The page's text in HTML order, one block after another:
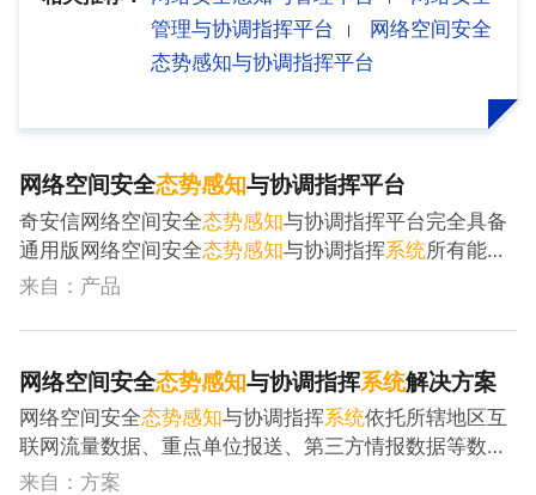
安全情况并快速进行决策提供
帮助和支撑。在重大活动保障
能力。
管理与协调指挥平台
网络空间安全
态势感知与协调指挥平台
网络空间安全态势感知与协调指挥平台
奇安信网络空间安全态势感知与协调指挥平台完全具备
通用版网络空间安全态势感知与协调指挥系统所有能
力，同时符合安全监管信创体系建设需求，搭配奇安信
案。
来自：产品
网络空间安全态势感知与协调指挥系统解决方案
网络空间安全态势感知与协调指挥系统依托所辖地区互
联网流量数据、重点单位报送、第三方情报数据等数据
源，运用大数据、数据治理、数据建模等新技术手段，
来自：方案